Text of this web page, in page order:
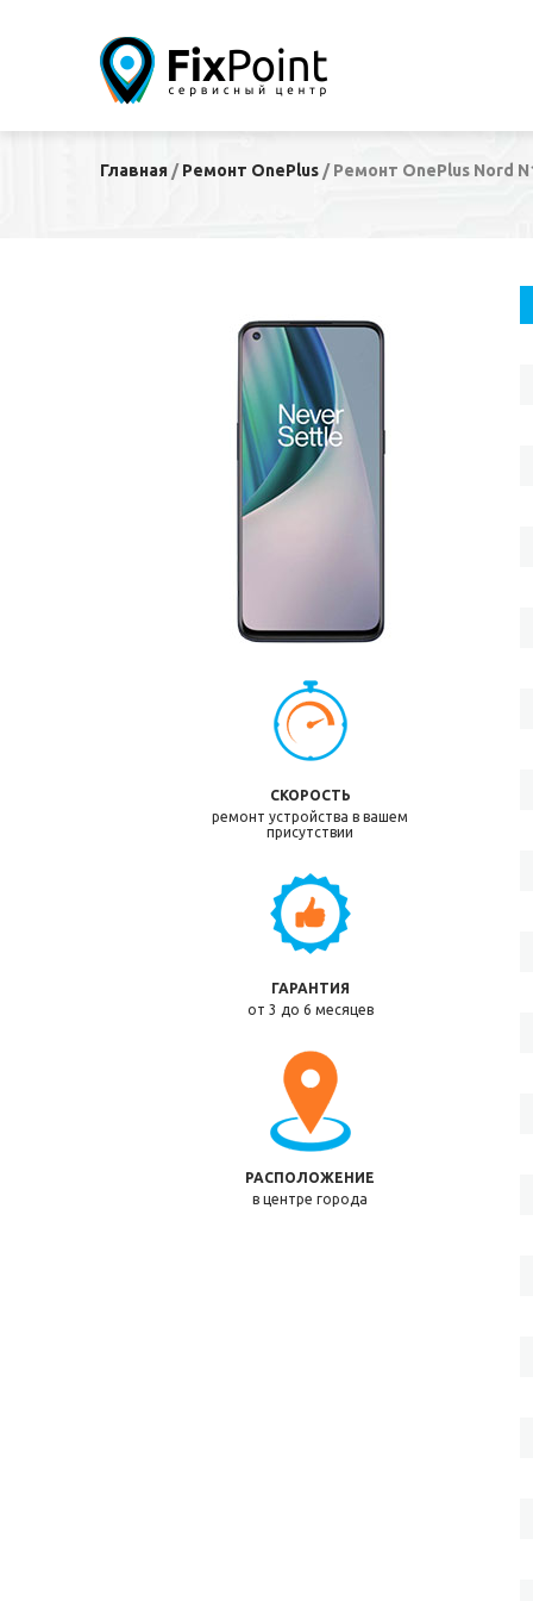
Главная /Ремонт OnePlus /Ремонт OnePlus Nord
СКОРОСТЬ
ремонт устройства в вашем
присутствии
ГАРАНТИЯ
от 3 до 6 месяцев
РАСПОЛОЖЕНИЕ
в центре города